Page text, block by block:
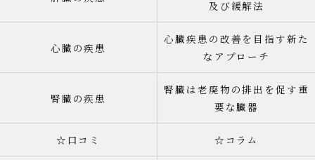
及び緩解法
心臓の疾患
心臓疾患の改善を目指す新た
なアプローチ
腎臓の疾患
腎臓は老廃物の排出を促す重
要な臓器
☆口コミ ☆コラム